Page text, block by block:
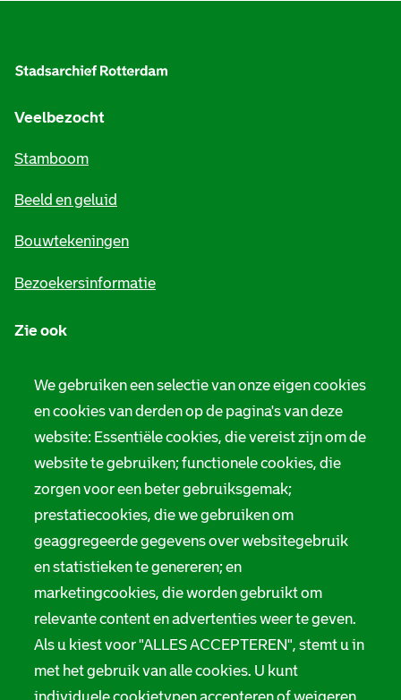
We gebruiken een selectie van onze eigen cookies
en cookies van derden op de pagina's van deze
website: Essentiële cookies, die vereist zijn om de
website te gebruiken; functionele cookies, die
zorgen voor een beter gebruiksgemak;
prestatiecookies, die we gebruiken om
geaggregeerde gegevens over websitegebruik
en statistieken te genereren; en
marketingcookies, die worden gebruikt om
relevante content en advertenties weer te geven.
Als u kiest voor "ALLES ACCEPTEREN", stemt u in
met het gebruik van alle cookies. U kunt
Veelbezocht
Stamboom
Beeld en geluid
Bouwtekeningen
Bezoekersinformatie
Zie ook
Privacy
Digitale toegankelijkheid
Servicenormen
Melding taalgebruik
Suggesties en opmerkingen
Stadsarchief Rotterdam
Hofdijk 651, 3032 CG Rotterdam